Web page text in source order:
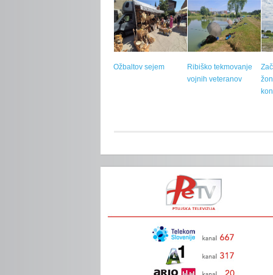
Ožbaltov sejem
Ribiško tekmovanje
vojnih veteranov